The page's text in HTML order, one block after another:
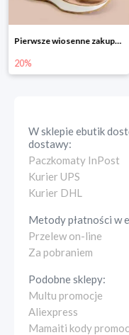
-30% na wszystko!!
30%
W sklepieebutik
dostawy:
Paczkomaty InPost
Kurier UPS
Kurier DHL
Metody płatności w
Przelew on-line
Za pobraniem
Podobne sklepy:
Multu promocje
Aliexpress
Mamaiti kody